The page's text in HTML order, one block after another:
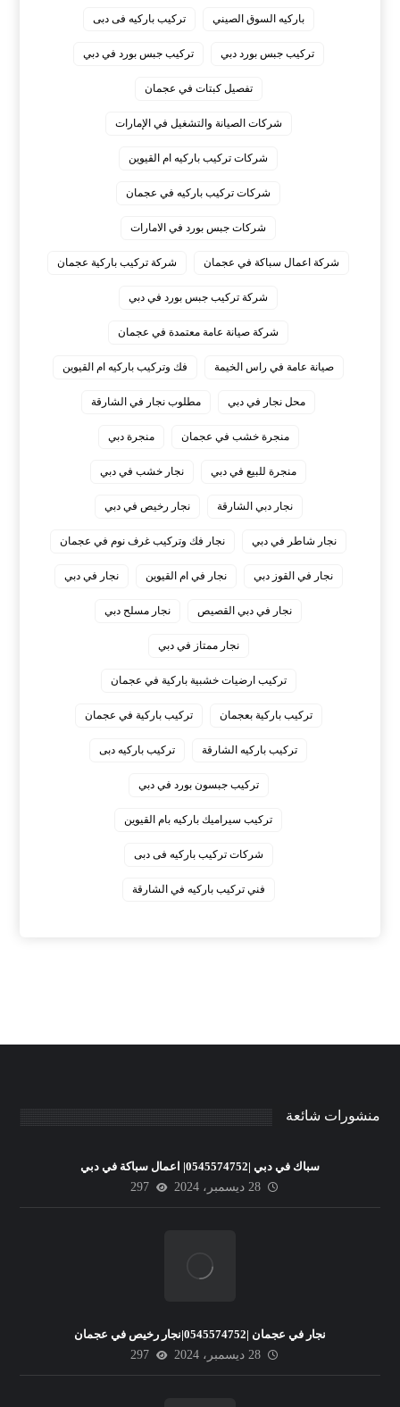
باركيه السوق الصيني تركيب باركيه فى دبى
تركيب جبس بورد دبي تركيب جبس بورد في دبي
تفصيل كبتات في عجمان
شركات الصيانة والتشغيل في الإمارات
شركات تركيب باركيه ام القيوين
شركات تركيب باركيه في عجمان
شركات جبس بورد في الامارات
شركة اعمال سباكة في عجمان شركة تركيب باركية عجمان
شركة تركيب جبس بورد في دبي
شركة صيانة عامة معتمدة في عجمان
صيانة عامة في راس الخيمة فك وتركيب باركيه ام القيوين
محل نجار في دبي مطلوب نجار في الشارقة
منجرة خشب في عجمان منجرة دبي
منجرة للبيع في دبي نجار خشب في دبي
نجار دبي الشارقة نجار رخيص في دبي
نجار شاطر في دبي نجار فك وتركيب غرف نوم في عجمان
نجار في القوز دبي نجار في ام القيوين نجار في دبي
نجار في دبي القصيص نجار مسلح دبي
نجار ممتاز في دبي
‏تركيب ارضيات خشبية باركية في عجمان
‏تركيب باركية بعجمان ‏تركيب باركية في عجمان
‏تركيب باركيه الشارقة ‏تركيب باركيه دبى
‏تركيب جبسون بورد في دبي
‏تركيب سيراميك باركيه بام القيوين
‏شركات تركيب باركيه فى دبى
‏فني تركيب باركيه في الشارقة
منشورات شائعة
سباك في دبي |0545574752| اعمال سباكة في دبي
28 ديسمبر، 2024
297
نجار في عجمان |0545574752|نجار رخيص في عجمان
28 ديسمبر، 2024
297